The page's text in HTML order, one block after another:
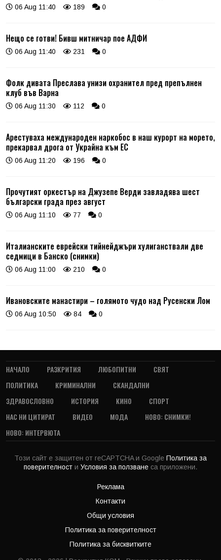
06 Aug 11:40 189 0
Нещо се готви! Бивш митничар пое АДФИ
06 Aug 11:40 231 0
Фолк дивата Преслава унизи охранител пред препълнен
клуб във Варна
06 Aug 11:30 112 0
Арестуваха международен наркобос в наш курорт на морето,
прекарвал дрога от Украйна към ЕС
06 Aug 11:20 196 0
Прочутият оркестър на Джузепе Верди завладява шест
български града през август
06 Aug 11:10 77 0
Италианските еврейски тийнейджъри хулиганствали две
седмици в Банско (снимки)
06 Aug 11:00 210 0
Ивановските манастири – голямото чудо над Русенски Лом
06 Aug 10:50 84 0
НАЧАЛО РАЗКРИТИЯ ЛЮБОПИТНИ
СВЯТ
ПОЛИТИКА
КРИМИНАЛНИ
СКАНДАЛНИ
ЗДРАВОСЛОВНО
ИСТОРИЯ КИНО
СПОРТ
НАС НИ ЦИТИРАТ
ВИДЕО МОДА
НОВО: СНИМКИ!
НОВО: ИНТЕРВЮТА
Този сайт е защитен от reCAPTCHA и Google Политика за
поверителност и Условия за ползване са приложени.
Реклама
Контакти
Общи условия
Политика за поверителност
Политика за бисквитките